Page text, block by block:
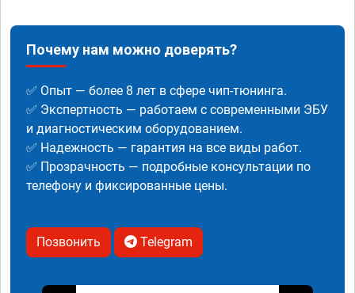
Почему нам можно доверять?
✅ Опыт — более 8 лет в сфере чип-тюнинга.
✅ Экспертность — работаем с современными ЭБУ
и диагностическим оборудованием.
✅ Надежность — гарантия на все виды работ.
✅ Прозрачность — подробные консультации по
телефону и фиксированные цены.
Позвонить Telegram